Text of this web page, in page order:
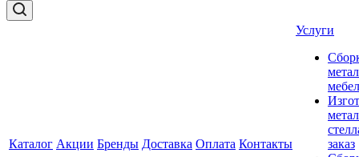
Каталог Акции Бренды Доставка Оплата Контакты
Услуги
заказ